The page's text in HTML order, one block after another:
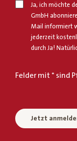
Ja, ich möchte
GmbH
Mail informiert
jederzeit
durch Ja!
Felder mit * sind
Jetzt